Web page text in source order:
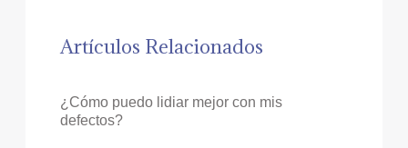
Artículos Relacionados
¿Cómo puedo lidiar mejor con mis
defectos?